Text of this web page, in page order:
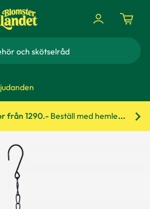
från 1290.- Beställ med hemleverans!